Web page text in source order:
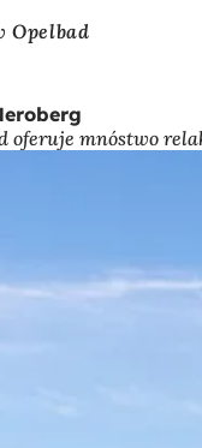
Opelbad
oferuje mnóstwo